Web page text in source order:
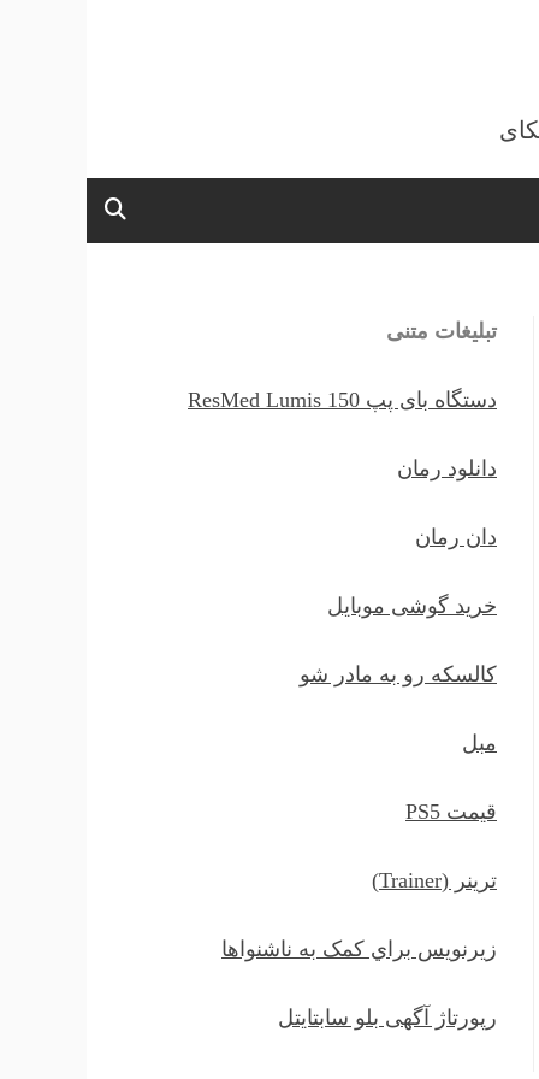
تبلیغات متنی
دستگاه بای پپ ResMed Lumis 150
دانلود رمان
دان رمان
خرید گوشی موبایل
کالسکه رو به مادر شو
مبل
قیمت PS5
ترينر (Trainer)
زيرنويس براي کمک به ناشنواها
رپورتاژ آگهی بلو سابتایتل